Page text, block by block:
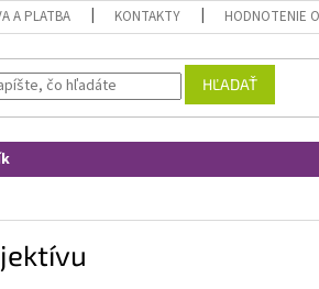
A PLATBA KONTAKTY HODNOTENIE
HĽADAŤ